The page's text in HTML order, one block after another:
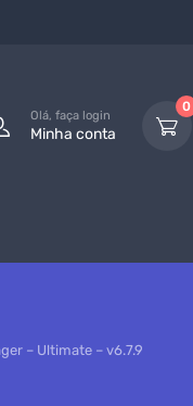
Olá, faça login
Minha conta
0
– Ultimate – v6.7.9